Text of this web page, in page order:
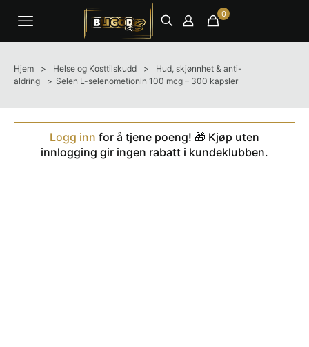
0
Hjem > Helse og Kosttilskudd >
Hud, skjønnhet & anti-
aldring
> Selen L-selenometionin 100 mcg – 300 kapsler
Logg inn for å tjene poeng! 🎁 Kjøp uten
innlogging gir ingen rabatt i kundeklubben.